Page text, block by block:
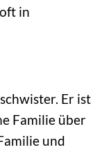
in
Er ist
Familie über
und